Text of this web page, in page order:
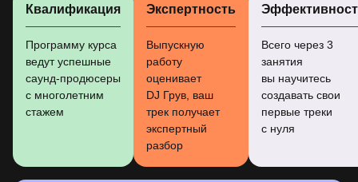
Квалификация
Программу курса
ведут успешные
саунд-продюсеры
с многолетним
стажем
Экспертность
Выпускную
работу
оценивает
DJ Грув, ваш
трек получает
экспертный
разбор
Всего через 3
занятия
вы научитесь
создавать свои
первые треки
с нуля